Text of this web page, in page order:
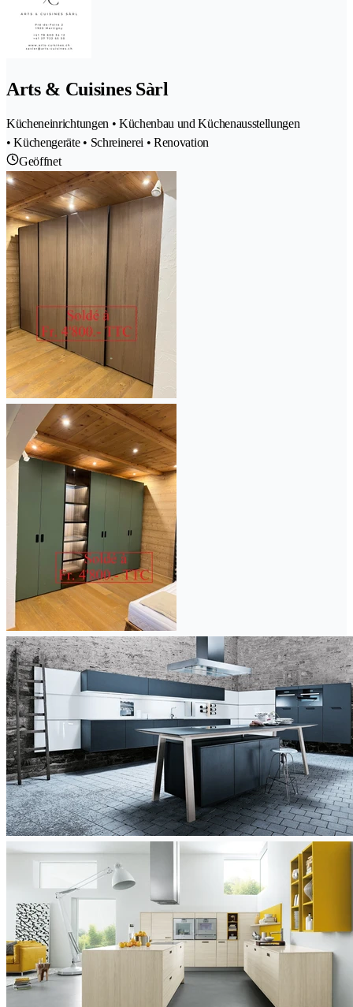
Arts & Cuisines Sàrl
Kücheneinrichtungen • Küchenbau und Küchenausstellungen
• Küchengeräte • Schreinerei • Renovation
Geöffnet